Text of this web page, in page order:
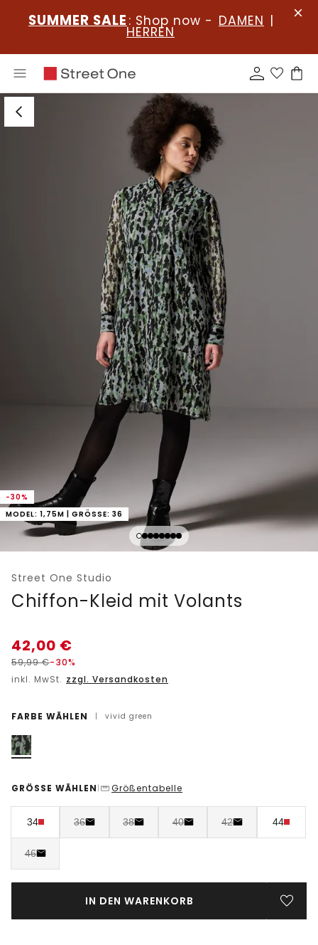
SUMMER SALE : Shop now - DAMEN |
HERREN
-30%
MODEL: 1,75M | GRÖSSE: 36
Street One Studio
Chiffon-Kleid mit Volants
42,00 €
59,99€-30%
inkl. MwSt. zzgl. Versandkosten
FARBE WÄHLEN | vivid green
GRÖSSE WÄHLEN | Größentabelle
34 36 38 40 42 44
46
IN DEN WARENKORB